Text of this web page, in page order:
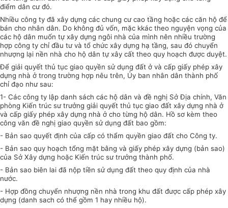
điểm dân cư đó.
Nhiều công ty đã xây dựng các chung cư cao tầng hoặc các căn hộ để
bán cho nhân dân. Do không đủ vốn, mặc kkác theo nguyện vọng của
các hộ dân muốn tự xây dựng ngôi nhà của mình nên nhiều trường
hợp công ty chỉ đầu tư và tổ chức xây dựng hạ tầng, sau đó chuyển
nhượng lại nền nhà cho hộ dân tự xây cất theo quy hoạch được duyệt.
Để giải quyết thủ tục giao quyền sử dụng đất ở và cấp giấy phép xây
dựng nhà ở trong trường hợp nêu trên, Ủy ban nhân dân thành phố
chỉ đạo như sau:
1- Các công ty lập danh sách các hộ dân và đề nghị Sở Địa chính, Văn
phòng Kiến trúc sư trưởng giải quyết thủ tục giao đất xây dựng nhà ở
và cấp giấy phép xây dựng nhà ở cho từng hộ dân. Hồ sơ kèm theo
công văn đề nghị giao quyền sử dụng đất bao gồm:
- Bản sao quyết định của cấp có thẩm quyền giao đất cho Công ty.
- Bản sao quy hoạch tổng mặt bằng và giấy phép xây dựng (bản sao)
của Sở Xây dựng hoặc Kiến trúc sư trưởng thành phố.
- Bản sao biên lai đã nộp tiền sử dụng đất theo quy định của nhà
nước.
- Hợp đồng chuyển nhượng nền nhà trong khu đất được cấp phép xây
dựng (danh sach có thể gồm 1 hay nhiều hộ).